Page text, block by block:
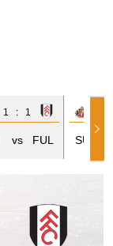
1 : 1
vs FUL SUN